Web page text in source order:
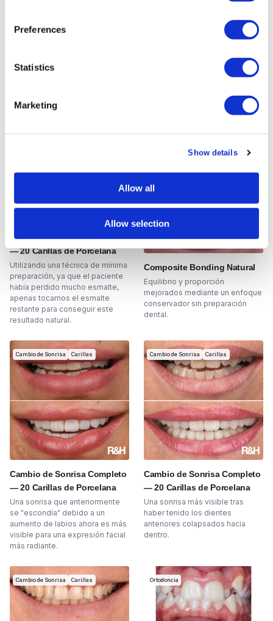
Preferences
Statistics
Marketing
Show details
Allow all
Allow selection
Composite Bonding Natural
manera elegante, con carillas de
composite natural realizadas en
Un reequilibrio de la sonrisa
impresionantemente natural con
carillas de porcelana elaboradas
Cambio de Sonrisa Completo
— 20 Carillas de Porcelana
Utilizando una técnica de mínima
preparación, ya que el paciente
había perdido mucho esmalte,
apenas tocamos el esmalte
restante para conseguir este
resultado natural.
Composite Bonding Natural
Equilibrio y proporción
mejorados mediante un enfoque
conservador sin preparación
dental.
Cambio de Sonrisa Carillas
Cambio de Sonrisa Completo
— 20 Carillas de Porcelana
Una sonrisa que anteriormente
se "escondía" debido a un
aumento de labios ahora es más
visible para una expresión facial
más radiante.
Cambio de Sonrisa Carillas
Cambio de Sonrisa Completo
— 20 Carillas de Porcelana
Una sonrisa más visible tras
haber tenido los dientes
anteriores colapsados hacia
dentro.
Cambio de Sonrisa Carillas Ortodoncia